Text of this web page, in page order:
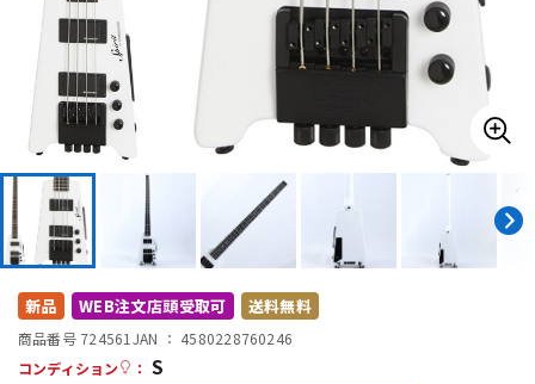
管楽器 その他楽器
アンプ
DJ機器
配信/ライブ機器
新品 WEB注文店頭受取可 送料無料
商品番号 724561 JAN ： 4580228760246
コンディション
： S